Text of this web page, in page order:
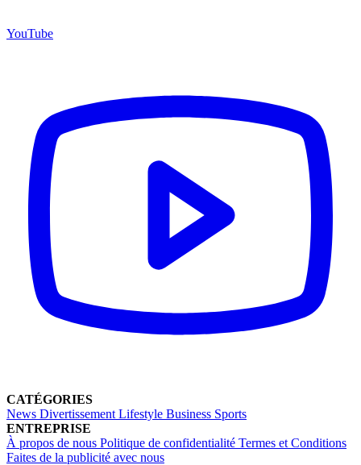
YouTube
CATÉGORIES
News Divertissement Lifestyle Business Sports
ENTREPRISE
À propos de nous Politique de confidentialité Termes et Conditions
Faites de la publicité avec nous